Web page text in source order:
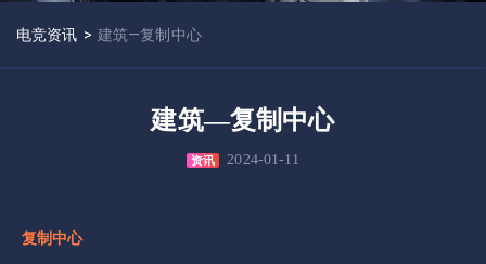
电竞资讯 > 建筑—复制中心
建筑—复制中心
资讯 2024-01-11
复制中心